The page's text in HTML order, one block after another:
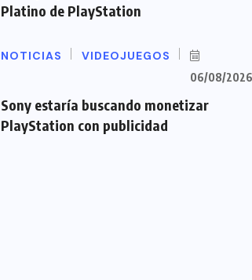
Platino de PlayStation
NOTICIAS VIDEOJUEGOS
06/08/2026
Sony estaría buscando monetizar
PlayStation con publicidad